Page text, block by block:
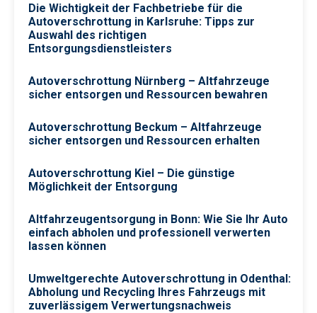
Die Wichtigkeit der Fachbetriebe für die
Autoverschrottung in Karlsruhe: Tipps zur
Auswahl des richtigen
Entsorgungsdienstleisters
Autoverschrottung Nürnberg – Altfahrzeuge
sicher entsorgen und Ressourcen bewahren
Autoverschrottung Beckum – Altfahrzeuge
sicher entsorgen und Ressourcen erhalten
Autoverschrottung Kiel – Die günstige
Möglichkeit der Entsorgung
Altfahrzeugentsorgung in Bonn: Wie Sie Ihr Auto
einfach abholen und professionell verwerten
lassen können
Umweltgerechte Autoverschrottung in Odenthal:
Abholung und Recycling Ihres Fahrzeugs mit
zuverlässigem Verwertungsnachweis